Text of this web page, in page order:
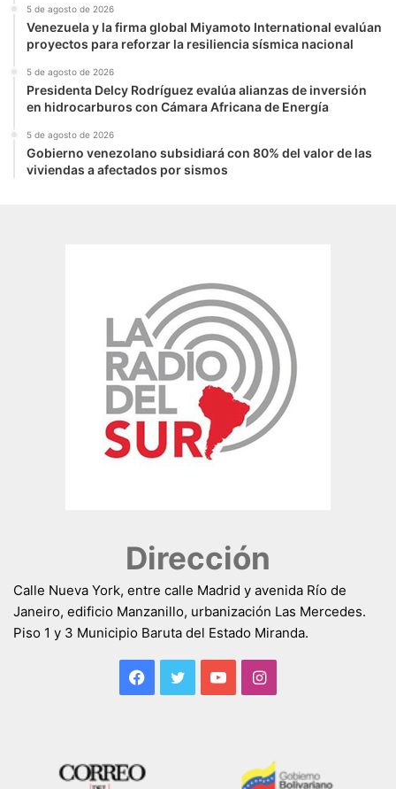
5 de agosto de 2026
Venezuela y la firma global Miyamoto International evalúan
proyectos para reforzar la resiliencia sísmica nacional
5 de agosto de 2026
Presidenta Delcy Rodríguez evalúa alianzas de inversión
en hidrocarburos con Cámara Africana de Energía
5 de agosto de 2026
Gobierno venezolano subsidiará con 80% del valor de las
viviendas a afectados por sismos
Dirección
Calle Nueva York, entre calle Madrid y avenida Río de
Janeiro, edificio Manzanillo, urbanización Las Mercedes.
Piso 1 y 3 Municipio Baruta del Estado Miranda.
Facebook
TwitterYouTubeInstagram